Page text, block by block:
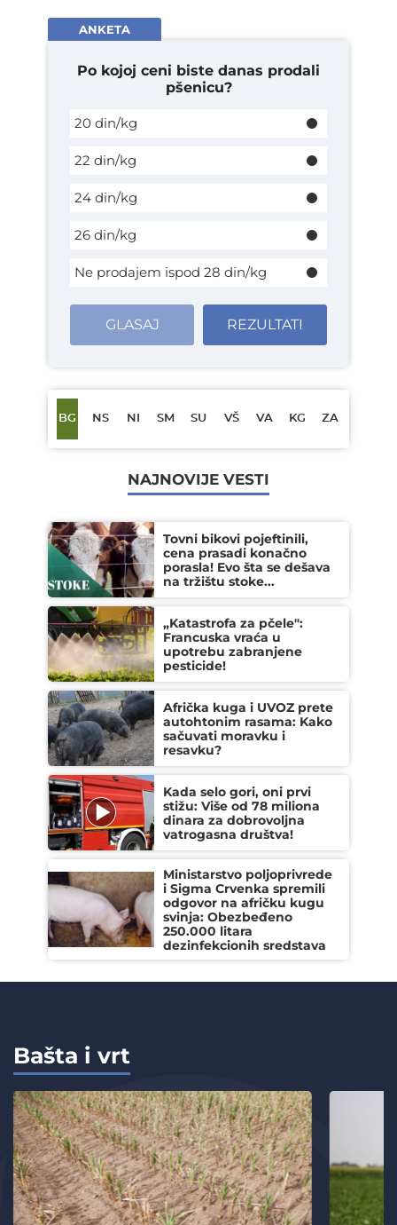
ANKETA
Po kojoj ceni biste danas prodali
pšenicu?
20 din/kg
22 din/kg
24 din/kg
26 din/kg
Ne prodajem ispod 28 din/kg
GLASAJ REZULTATI
BG NS NI SM SU VŠ VA KG ZA
NAJNOVIJE VESTI
Tovni bikovi pojeftinili,
cena prasadi konačno
porasla! Evo šta se dešava
na tržištu stoke...
„Katastrofa za pčele":
Francuska vraća u
upotrebu zabranjene
pesticide!
Afrička kuga i UVOZ prete
autohtonim rasama: Kako
sačuvati moravku i
resavku?
Kada selo gori, oni prvi
stižu: Više od 78 miliona
dinara za dobrovoljna
vatrogasna društva!
Ministarstvo poljoprivrede
i Sigma Crvenka spremili
odgovor na afričku kugu
svinja: Obezbeđeno
250.000 litara
dezinfekcionih sredstava
Bašta i vrt